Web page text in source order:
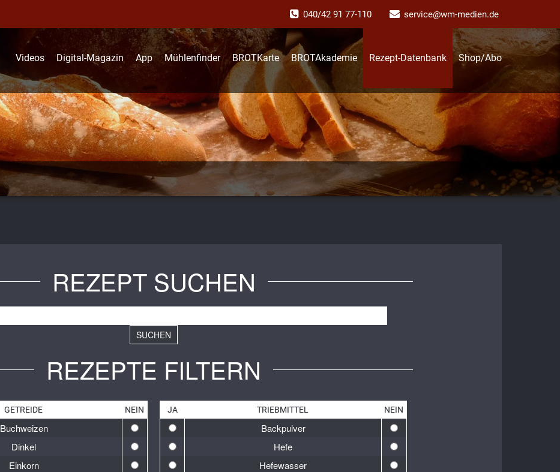
040/42 91 77-110 service@wm-medien.de
Videos Digital-Magazin App Mühlenfinder BROTKarte BROTAkademie Rezept-Datenbank Shop/Abo
REZEPT SUCHEN
SUCHEN
REZEPTE FILTERN
GETREIDE NEIN
Buchweizen
Dinkel
Einkorn
JA TRIEBMITTEL NEIN
Backpulver
Hefe
Hefewasser